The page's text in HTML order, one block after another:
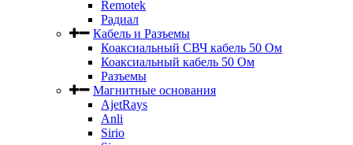
Remotek
Радиал
Кабель и Разъемы
Коаксиальный СВЧ кабель 50 Ом
Коаксиальный кабель 50 Ом
Разъемы
Магнитные основания
AjetRays
Anli
Sirio